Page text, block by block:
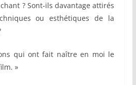
? Sont-ils davantage attirés
ou esthétiques de la
qui ont fait naître en moi le
»